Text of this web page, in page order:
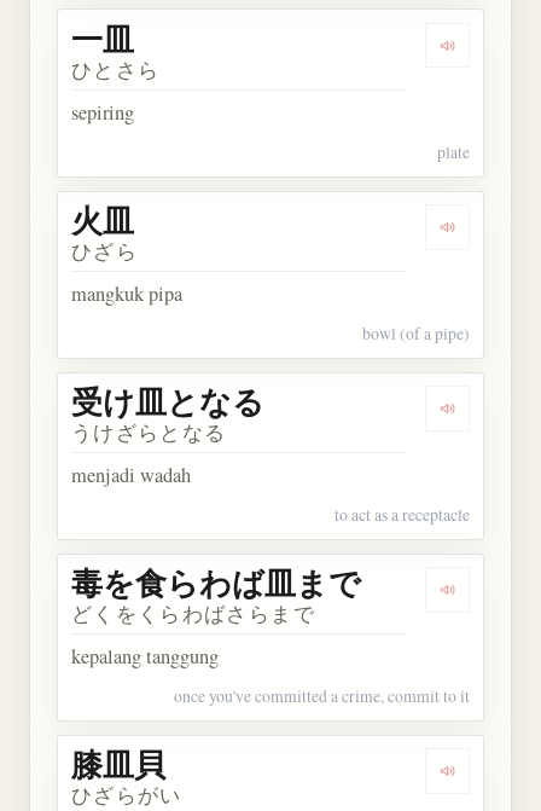
Dengarkan
一皿
ひとさら
sepiring
plate
Dengarkan
火皿
ひざら
mangkuk pipa
bowl (of a pipe)
Dengarkan
受け皿となる
うけざらとなる
menjadi wadah
to act as a receptacle
Dengarkan
毒を食らわば皿まで
どくをくらわばさらまで
kepalang tanggung
once you've committed a crime, commit to it
Dengarkan
膝皿貝
ひざらがい